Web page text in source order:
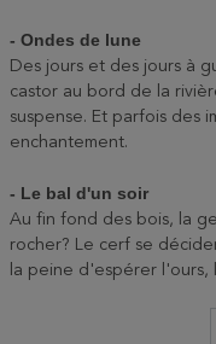
- Ondes de lune
Des jours et des jours à
castor au bord de la
suspense. Et parfois des
enchantement.
- Le bal d'un soir
Au fin fond des bois, la
rocher? Le cerf se
la peine d'espérer l'ours,